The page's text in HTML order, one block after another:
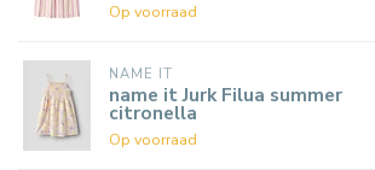
Op voorraad
NAME IT
name it Jurk Filua summer
citronella
Op voorraad